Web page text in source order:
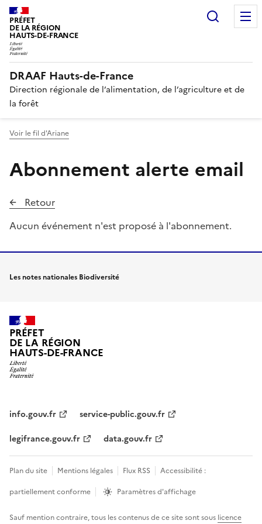
PRÉFET
DE LA RÉGION
HAUTS-DE-FRANCE
DRAAF Hauts-de-France
Direction régionale de l’alimentation, de l’agriculture et de
la forêt
Voir le fil d'Ariane
Abonnement alerte email
Retour
Aucun événement n'est proposé à l'abonnement.
Les notes nationales Biodiversité
PRÉFET
DE LA RÉGION
HAUTS-DE-FRANCE
info.gouv.fr
service-public.gouv.fr
legifrance.gouv.fr
data.gouv.fr
Plan du site Mentions légales Flux RSS
Accessibilité :
partiellement conforme
Paramètres d'affichage
Sauf mention contraire, tous les contenus de ce site sont sous licence